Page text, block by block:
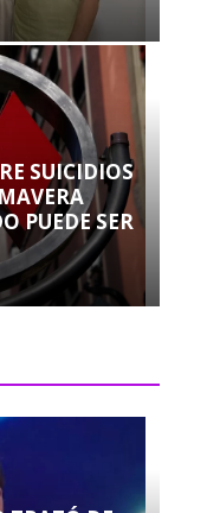
SUICIDIOS
PUEDE SER